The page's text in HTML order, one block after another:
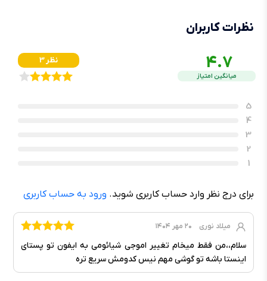
نظرات کاربران
4.7
میانگین امتیاز
3 نظر
5
4
3
2
1
برای درج نظر وارد حساب کاربری شوید. ورود به حساب کاربری
میلاد نوری ۲۰ مهر ۱۴۰۴
سلام،،‌من فقط میخام تغییر اموجی شیائومی به ایفون تو پستای
اینستا باشه تو گوشی مهم نیس کدومش سریع تره